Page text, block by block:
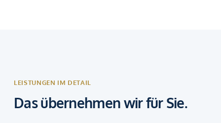
LEISTUNGEN IM DETAIL
Das übernehmen wir für Sie.